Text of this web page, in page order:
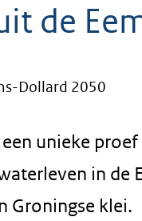
de
Dollard 2050
unieke proef
in de
Groningse klei.